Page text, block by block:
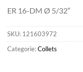
ER 16-DM Ø 5/32″
SKU: 121603972
Categorie:Collets